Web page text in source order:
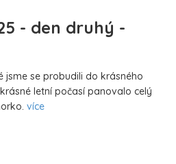
- den druhý -
jsme se probudili do krásného
letní počasí panovalo celý
více